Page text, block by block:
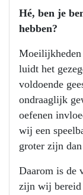
Hé, ben je
hebben?
luidt het
voldoende
ondraaglijk
oefenen
wij een
groter zijn
Daarom is de
zijn wij bereid